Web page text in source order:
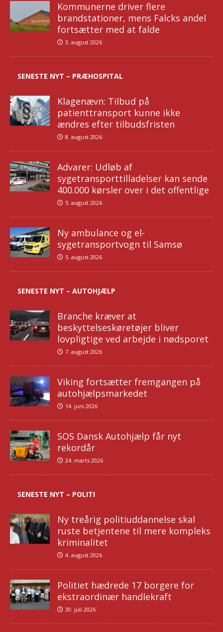
Kommunerne driver flere
brandstationer, mens Falcks andel
fortsætter med at falde
3. august 2026
SENESTE NYT – PRÆHOSPITAL
Klagenævn: Tilbud på
patienttransport kunne ikke
ændres efter tilbudsfristen
8. august 2026
Advarer: Udløb af
sygetransporttilladelser kan sende
400.000 kørsler over i det offentlige
5. august 2026
Ny ambulance og el-
sygetransportvogn til Samsø
5. august 2026
SENESTE NYT – AUTOHJÆLP
Branche kræver at
beskyttelseskøretøjer bliver
lovpligtige ved arbejde i nødsporet
7. august 2026
Viking fortsætter fremgangen på
autohjælpsmarkedet
14. juni 2026
SOS Dansk Autohjælp får nyt
rekordår
24. marts 2026
SENESTE NYT – POLITI
Ny treårig politiuddannelse skal
ruste betjentene til mere kompleks
kriminalitet
4. august 2026
Politiet hædrede 17 borgere for
ekstraordinær handlekraft
30. juli 2026